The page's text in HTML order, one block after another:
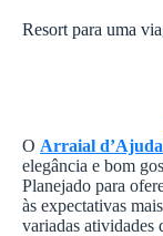
Resort para uma
O Arraial
elegância e bom
Planejado para
às expectativas
variadas atividades